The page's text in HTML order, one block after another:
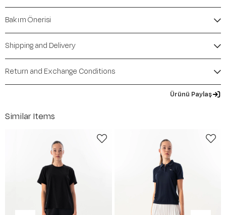
Bakım Önerisi
Shipping and Delivery
Return and Exchange Conditions
Ürünü Paylaş
Similar Items